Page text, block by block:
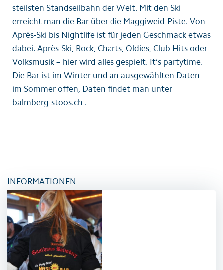
steilsten Standseilbahn der Welt. Mit den Ski
erreicht man die Bar über die Maggiweid-Piste. Von
Après-Ski bis Nightlife ist für jeden Geschmack etwas
dabei. Après-Ski, Rock, Charts, Oldies, Club Hits oder
Volksmusik – hier wird alles gespielt. It’s partytime.
Die Bar ist im Winter und an ausgewählten Daten
im Sommer offen, Daten findet man unter
balmberg-stoos.ch .
INFORMATIONEN